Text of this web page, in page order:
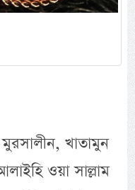
খাতামুন
ওয়া সাল্লাম